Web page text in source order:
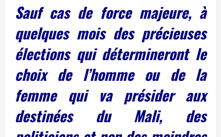
Sauf cas de force majeure, à
quelques mois des précieuses
élections qui détermineront le
choix de l’homme ou de la
femme qui va présider aux
destinées du Mali, des